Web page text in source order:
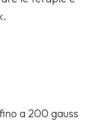
a 200 gauss